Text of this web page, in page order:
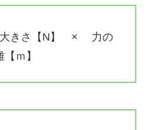
きさ【N】 × 力の
ｍ】